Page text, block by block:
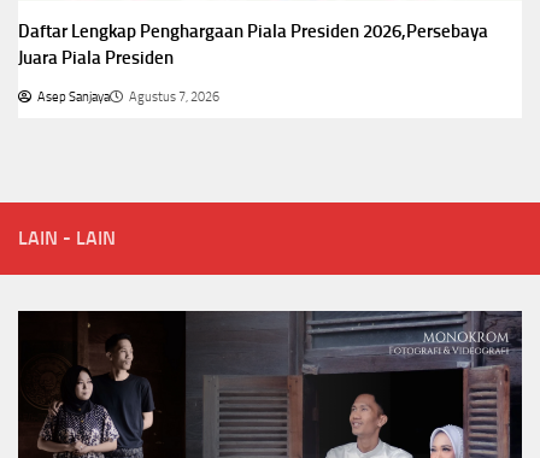
Daftar Lengkap Penghargaan Piala Presiden 2026,Persebaya
Juara Piala Presiden
Asep Sanjaya Agustus 7, 2026
LAIN - LAIN